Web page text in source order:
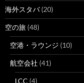
海外スタバ(20)
空の旅 (48)
空港・ラウンジ (10)
航空会社 (41)
LCC (4)